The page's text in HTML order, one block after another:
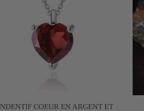
COEUR EN ARGENT ET